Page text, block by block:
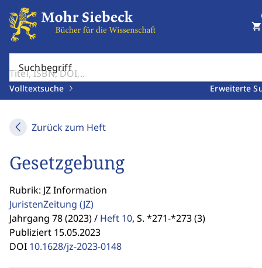
Suchbegriff
Volltextsuche Erweiterte
shopping_cart
Zurück zum Heft
Gesetzgebung
Rubrik: JZ Information
JuristenZeitung (JZ)
Jahrgang 78 (2023) / Heft 10, S. *271-*273 (3)
Publiziert 15.05.2023
DOI 10.1628/jz-2023-0148